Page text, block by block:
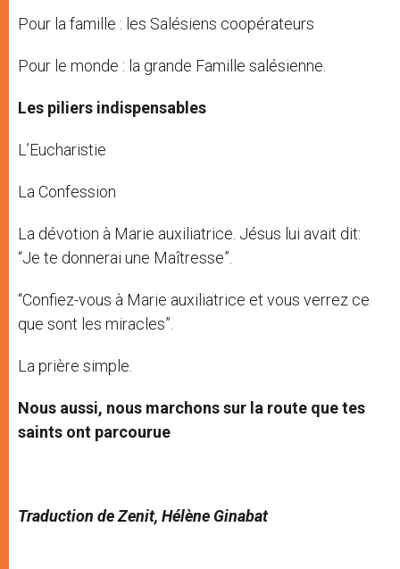
Pour la famille : les Salésiens coopérateurs
Pour le monde : la grande Famille salésienne.
Les piliers indispensables
L’Eucharistie
La Confession
La dévotion à Marie auxiliatrice. Jésus lui avait dit:
“Je te donnerai une Maîtresse”.
“Confiez-vous à Marie auxiliatrice et vous verrez ce
que sont les miracles”.
La prière simple.
Nous aussi, nous marchons sur la route que tes
saints ont parcourue
Traduction de Zenit, Hélène Ginabat